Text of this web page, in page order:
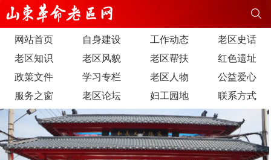
网站首页 自身建设 工作动态
老区史话
老区知识
老区风貌 老区帮扶
红色遗址
政策文件
学习专栏 老区人物
公益爱心
服务之窗
老区论坛 妇工园地 联系方式